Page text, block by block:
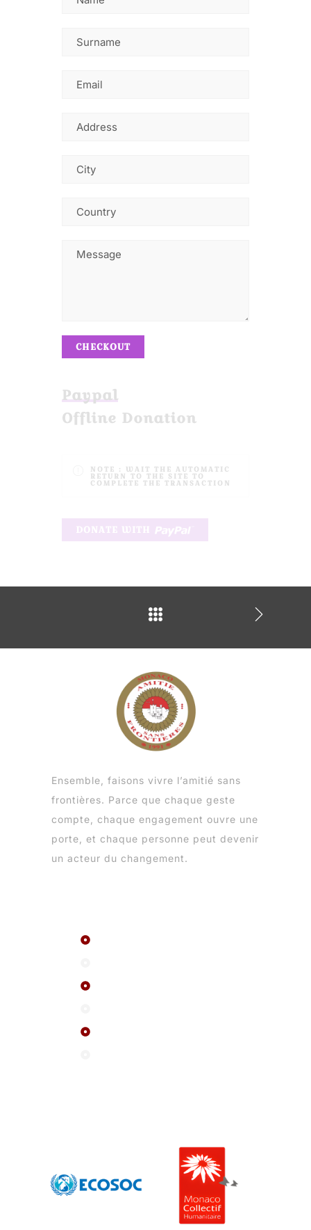
CHECKOUT
Paypal
Offline Donation
NOTE : WAIT THE AUTOMATIC
RETURN TO THE SITE TO
COMPLETE THE TRANSACTION
Ensemble, faisons vivre l’amitié sans
frontières. Parce que chaque geste
compte, chaque engagement ouvre une
porte, et chaque personne peut devenir
un acteur du changement.